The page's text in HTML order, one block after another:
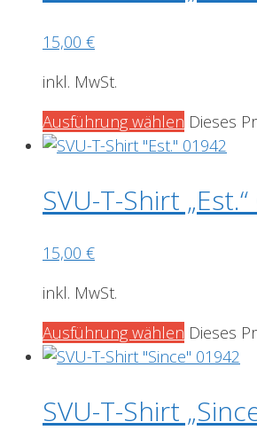
15,00 €
inkl. MwSt.
Ausführung wählen Dieses
SVU-T-Shirt
15,00 €
inkl. MwSt.
Ausführung wählen Dieses
SVU-T-Shirt